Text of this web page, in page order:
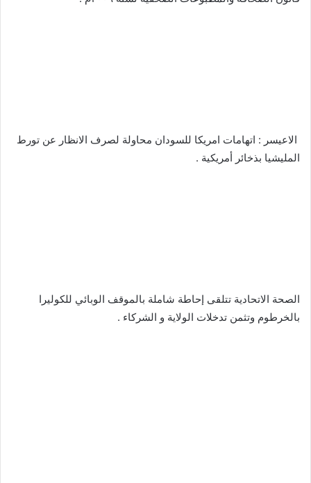
‬‏ الاعيسر : اتهامات امريكا للسودان محاولة لصرف الانظار عن تورط
المليشيا بذخائر أمريكية .
‬‏الصحة الاتحادية تتلقى إحاطة شاملة بالموقف الوبائي للكوليرا
بالخرطوم وتثمن تدخلات الولاية و الشركاء .